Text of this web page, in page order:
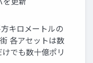
キロメートルの
各アセットは数
でも数十億ポリ